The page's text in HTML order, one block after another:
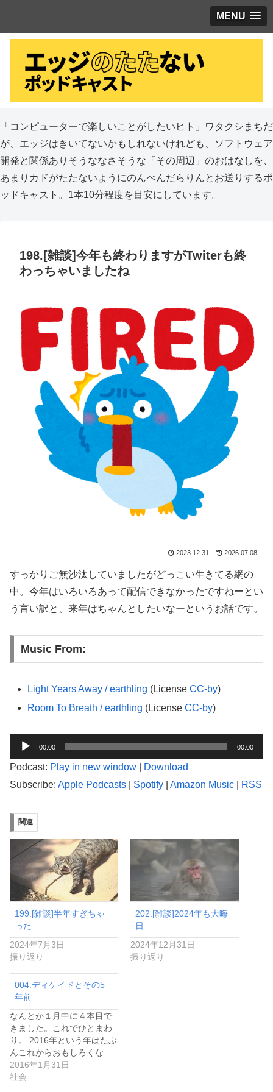
MENU
「コンピューターで楽しいことがしたいヒト」ワタクシまちだ
が、エッジはきいてないかもしれないけれども、ソフトウェア
開発と関係ありそうななさそうな「その周辺」のおはなしを、
あまりカドがたたないようにのんべんだらりんとお送りするポ
ッドキャスト。1本10分程度を目安にしています。
198.[雑談]今年も終わりますがTwiterも終
わっちゃいましたね
2023.12.31 2026.07.08
すっかりご無沙汰していましたがどっこい生きてる網の
中。今年はいろいろあって配信できなかったですねーとい
う言い訳と、来年はちゃんとしたいなーというお話です。
Music From:
Light Years Away / earthling (LicenseCC-by)
Room To Breath / earthling (LicenseCC-by)
声
ヤ
00:00 00:00
Podcast: Play in new window
Download
Subscribe: Apple Podcasts Spotify Amazon Music RSS
関連
199.[雑談]半年すぎちゃ
った
2024年7月3日
振り返り
202.[雑談]2024年も大晦
日
2024年12月31日
振り返り
004.ディケイドとその5
年前
なんとか１月中に４本目で
きました。これでひとまわ
り。 2016年という年はたぶ
んこれからおもしろくな…
2016年1月31日
社会